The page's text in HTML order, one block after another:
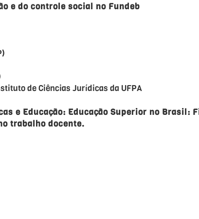
e do controle social no Fundeb
de Ciências Jurídicas da UFPA
e Educação: Educação Superior no Brasil:
trabalho docente.